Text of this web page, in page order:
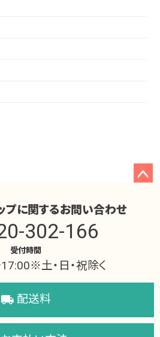
プに関するお問い合わせ
302-166
受付時間
土・日・祝除く
local_shipping 配送料